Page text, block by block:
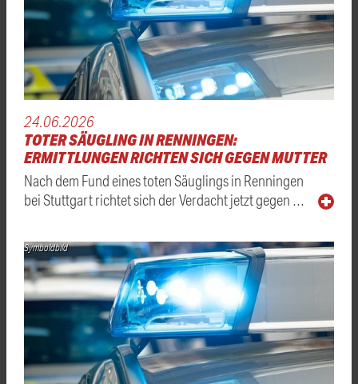
24.06.2026
TOTER SÄUGLING IN RENNINGEN:
ERMITTLUNGEN RICHTEN SICH GEGEN MUTTER
Nach dem Fund eines toten Säuglings in Renningen
bei Stuttgart richtet sich der Verdacht jetzt gegen …
Symboldbild